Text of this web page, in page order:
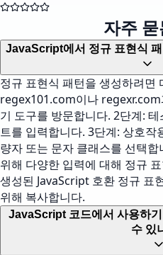
자주
JavaScript에서 정규 표현식
정규 표현식 패턴을 생성하려면
regex101.com이나
기 도구를 방문합니다. 2단계:
트를 입력합니다. 3단계: 상호작
량자 또는 문자 클래스를 선택
위해 다양한 입력에 대해 정규
생성된 JavaScript 호환 정규 표
위해 복사합니다.
JavaScript 코드에서 사용하
수 있